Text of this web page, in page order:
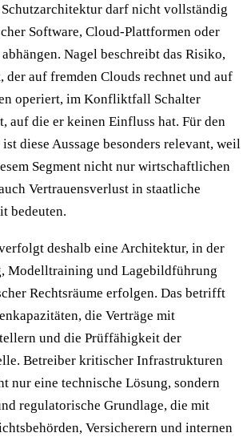
darf nicht vollständig
Software, Cloud-Plattformen oder
Nagel beschreibt das Risiko,
der auf fremden Clouds rechnet und auf
operiert, im Konfliktfall Schalter
auf die er keinen Einfluss hat. Für den
diese Aussage besonders relevant, weil
Segment nicht nur wirtschaftlichen
Vertrauensverlust in staatliche
bedeuten.
deshalb eine Architektur, in der
Modelltraining und Lagebildführung
Rechtsräume erfolgen. Das betrifft
die Verträge mit
und die Prüffähigkeit der
Betreiber kritischer Infrastrukturen
nur eine technische Lösung, sondern
regulatorische Grundlage, die mit
Versicherern und internen